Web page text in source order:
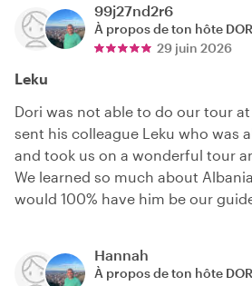
99j27nd2r6
À propos de ton hôte
29 juin 2026
Leku
Dori was not able to do our tour
sent his colleague Leku who was
and took us on a wonderful tour
We learned so much about
would 100% have him be our
Hannah
À propos de ton hôte